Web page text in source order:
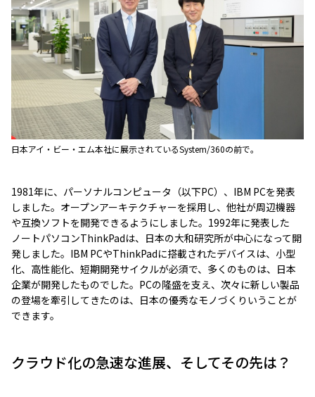
日本アイ・ビー・エム本社に展示されているSystem/360の前で。
1981年に、パーソナルコンピュータ（以下PC）、IBM PCを発表
しました。オープンアーキテクチャーを採用し、他社が周辺機器
や互換ソフトを開発できるようにしました。1992年に発表した
ノートパソコンThinkPadは、日本の大和研究所が中心になって開
発しました。IBM PCやThinkPadに搭載されたデバイスは、小型
化、高性能化、短期開発サイクルが必須で、多くのものは、日本
企業が開発したものでした。PCの隆盛を支え、次々に新しい製品
の登場を牽引してきたのは、日本の優秀なモノづくりいうことが
できます。
クラウド化の急速な進展、そしてその先は？